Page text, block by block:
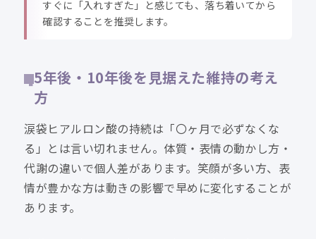
すぐに「入れすぎた」と感じても、落ち着いてから
確認することを推奨します。
5年後・10年後を見据えた維持の考え
方
涙袋ヒアルロン酸の持続は「〇ヶ月で必ずなくな
る」とは言い切れません。体質・表情の動かし方・
代謝の違いで個人差があります。笑顔が多い方、表
情が豊かな方は動きの影響で早めに変化することが
あります。